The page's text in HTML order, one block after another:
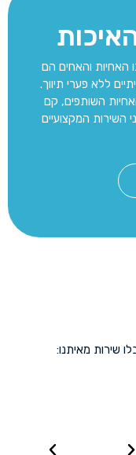
האחיות והאחים הם
ללא פערי תיווך.
השותפים, קם
השירות המקצועיים
שירות מאיתנו: